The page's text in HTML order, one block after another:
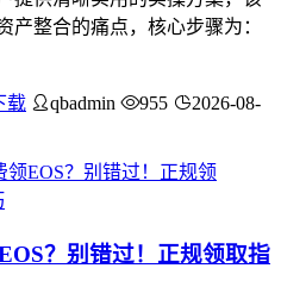
产整合的痛点，核心步骤为：
载 qbadmin 955
2026-08-
？别错过！正规领取指